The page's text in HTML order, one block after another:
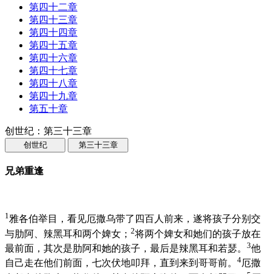
第四十二章
第四十三章
第四十四章
第四十五章
第四十六章
第四十七章
第四十八章
第四十九章
第五十章
创世纪：第三十三章
创世纪 第三十三章
兄弟重逢
1雅各伯举目，看见厄撒乌带了四百人前来，遂将孩子分别交
与肋阿、辣黑耳和两个婢女； 2将两个婢女和她们的孩子放在
最前面，其次是肋阿和她的孩子，最后是辣黑耳和若瑟。 3他
自己走在他们前面，七次伏地叩拜，直到来到哥哥前。 4厄撒